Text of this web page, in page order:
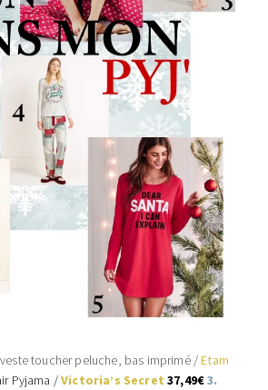
toucher peluche, bas imprimé /Etam
Pyjama /Victoria’s Secret 37,49€3.